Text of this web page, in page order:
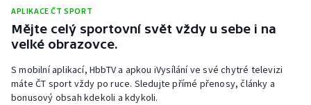
Motorsport
Olympijské hry
Parasport
APLIKACE ČT SPORT
Mějte celý sportovní svět vždy u sebe i na
velké obrazovce.
S mobilní aplikací, HbbTV a apkou iVysílání ve své chytré televizi
máte ČT sport vždy po ruce. Sledujte přímé přenosy, články a
bonusový obsah kdekoli a kdykoli.